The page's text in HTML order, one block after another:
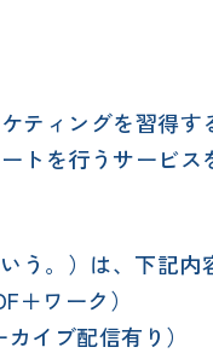
ティングを習得
トを行うサービス
う。）は、下記内
ワーク）
イブ配信有り）